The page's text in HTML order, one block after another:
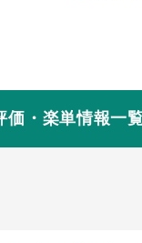
価・楽単情報一